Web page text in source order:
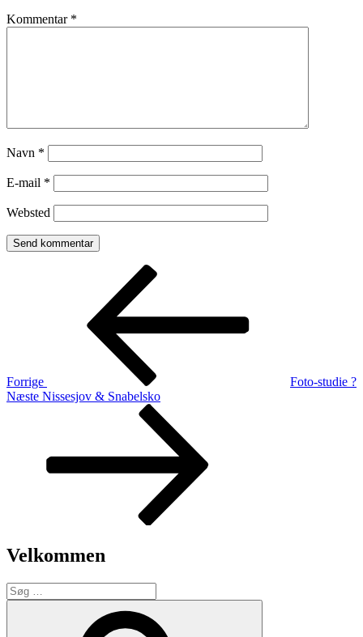
Kommentar *
Navn *
E-mail *
Websted
Indlægsnavigation
Forrige
Foto-studie ?
Næste
Næste Nissesjov & Snabelsko
Velkommen
Søg
efter: